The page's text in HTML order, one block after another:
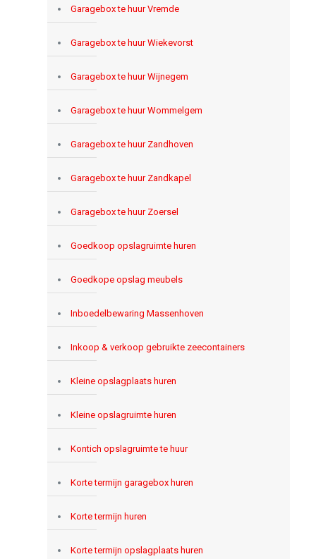
Garagebox te huur Vremde
Garagebox te huur Wiekevorst
Garagebox te huur Wijnegem
Garagebox te huur Wommelgem
Garagebox te huur Zandhoven
Garagebox te huur Zandkapel
Garagebox te huur Zoersel
Goedkoop opslagruimte huren
Goedkope opslag meubels
Inboedelbewaring Massenhoven
Inkoop & verkoop gebruikte zeecontainers
Kleine opslagplaats huren
Kleine opslagruimte huren
Kontich opslagruimte te huur
Korte termijn garagebox huren
Korte termijn huren
Korte termijn opslagplaats huren